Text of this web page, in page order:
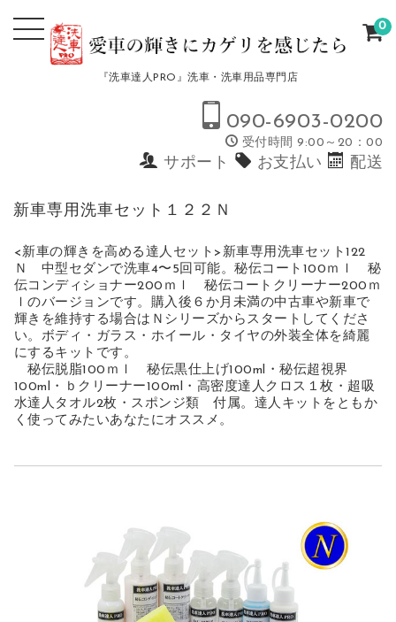
『洗車達人PRO』洗車・洗車用品専門店
090-6903-0200
受付時間 9:00～20：00
サポート お支払い 配送
0
新車専用洗車セット１２２Ｎ
<新車の輝きを高める達人セット>新車専用洗車セット122
Ｎ 中型セダンで洗車4〜5回可能。秘伝コート100ｍｌ 秘
伝コンディショナー200ｍｌ 秘伝コートクリーナー200ｍ
ｌのバージョンです。購入後６か月未満の中古車や新車で
輝きを維持する場合はＮシリーズからスタートしてくださ
い。ボディ・ガラス・ホイール・タイヤの外装全体を綺麗
にするキットです。
秘伝脱脂100ｍｌ 秘伝黒仕上げ100ml・秘伝超視界
100ml・ｂクリーナー100ml・高密度達人クロス１枚・超吸
水達人タオル2枚・スポンジ類 付属。達人キットをともか
く使ってみたいあなたにオススメ。